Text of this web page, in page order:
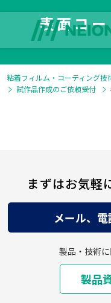
HOME
製品情報
ダウンロード
表面コ
粘着フィルム・コーティング技
試作品作成のご依頼受付
まずはお気軽
メール、
製品
製品・技術